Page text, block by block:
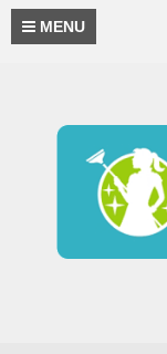
Skip
content
MENU